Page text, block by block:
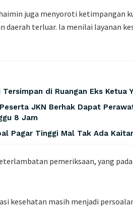
juga menyoroti ketimpangan
daerah terluar. Ia menilai layanan
di Ruangan Eks Ketua
JKN Berhak Dapat
8 Jam
Pagar Tinggi Mal Tak Ada
pemeriksaan, yang
kesehatan masih menjadi